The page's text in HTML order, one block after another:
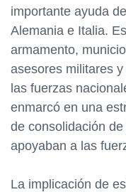
importante ayuda
Alemania e Italia.
armamento,
asesores militares
las fuerzas
enmarcó en una
de consolidación
apoyaban a las
La implicación de